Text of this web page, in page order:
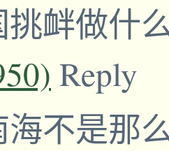
挑衅做什
Reply
海不是那